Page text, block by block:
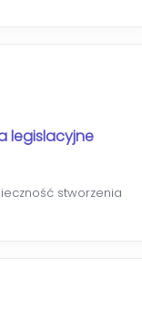
legislacyjne
stworzenia